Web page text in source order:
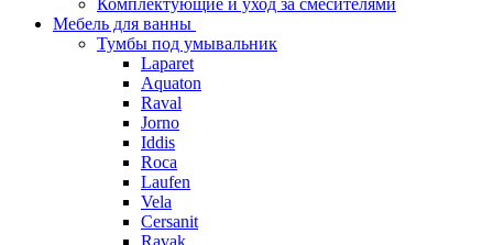
Комплектующие и уход за смесителями
Мебель для ванны
Тумбы под умывальник
Laparet
Aquaton
Raval
Jorno
Iddis
Roca
Laufen
Vela
Cersanit
Ravak